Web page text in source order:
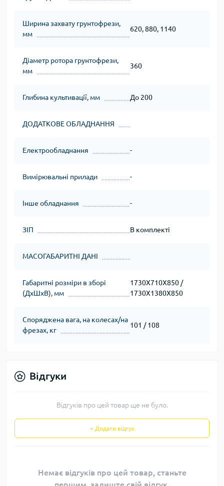
Ширина захвату грунтофрези,
мм
620, 880, 1140
Діаметр ротора грунтофрези,
мм
360
Глибина культивації, мм До 200
ДОДАТКОВЕ ОБЛАДНАННЯ
Електрообладнання -
Вимірювальні прилади -
Інше обладнання -
ЗІП В комплекті
МАСОГАБАРИТНІ ДАНІ
Габаритні розміри в зборі
(ДхШхВ), мм
1730Х710Х850 /
1730Х1380Х850
Споряджена вага, на колесах/на
фрезах, кг
101 / 108
Відгуки
Відгуків про цей товар ще не було.
+ Додати відгук
Немає відгуків про цей товар, станьте